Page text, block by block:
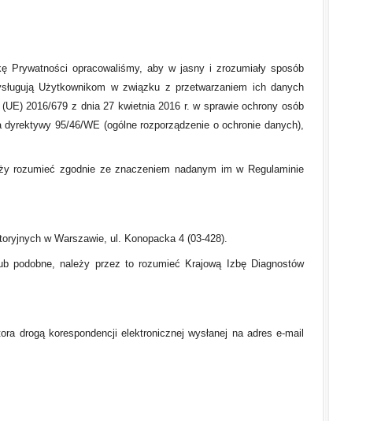
Prywatności opracowaliśmy, aby w jasny i zrozumiały sposób
Użytkownikom w związku z przetwarzaniem ich danych
2016/679 z dnia 27 kwietnia 2016 r. w sprawie ochrony osób
95/46/WE (ogólne rozporządzenie o ochronie danych),
rozumieć zgodnie ze znaczeniem nadanym im w Regulaminie
w Warszawie, ul. Konopacka 4 (03-428).
podobne, należy przez to rozumieć Krajową Izbę Diagnostów
drogą korespondencji elektronicznej wysłanej na adres e-mail